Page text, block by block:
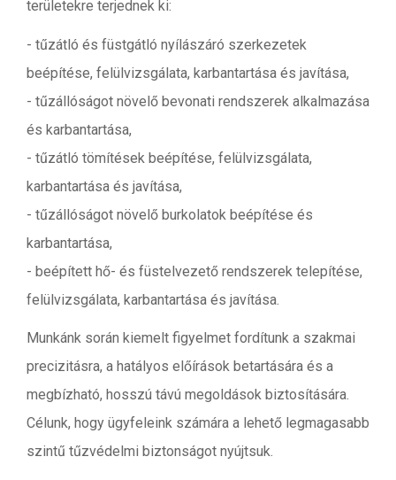
területekre terjednek ki:
- tűzátló és füstgátló nyílászáró szerkezetek
beépítése, felülvizsgálata, karbantartása és javítása,
- tűzállóságot növelő bevonati rendszerek alkalmazása
és karbantartása,
- tűzátló tömítések beépítése, felülvizsgálata,
karbantartása és javítása,
- tűzállóságot növelő burkolatok beépítése és
karbantartása,
- beépített hő- és füstelvezető rendszerek telepítése,
felülvizsgálata, karbantartása és javítása.
Munkánk során kiemelt figyelmet fordítunk a szakmai
precizitásra, a hatályos előírások betartására és a
megbízható, hosszú távú megoldások biztosítására.
Célunk, hogy ügyfeleink számára a lehető legmagasabb
szintű tűzvédelmi biztonságot nyújtsuk.